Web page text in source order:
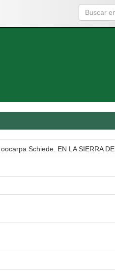
Schiede. EN LA SIERRA